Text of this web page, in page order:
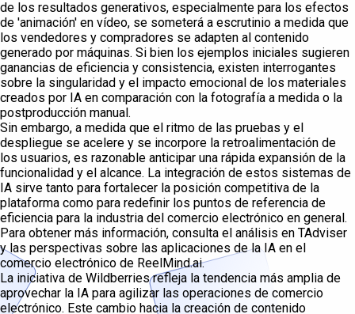
de los resultados generativos, especialmente para los efectos
de 'animación' en vídeo, se someterá a escrutinio a medida que
los vendedores y compradores se adapten al contenido
generado por máquinas. Si bien los ejemplos iniciales sugieren
ganancias de eficiencia y consistencia, existen interrogantes
sobre la singularidad y el impacto emocional de los materiales
creados por IA en comparación con la fotografía a medida o la
postproducción manual.
Sin embargo, a medida que el ritmo de las pruebas y el
despliegue se acelere y se incorpore la retroalimentación de
los usuarios, es razonable anticipar una rápida expansión de la
funcionalidad y el alcance. La integración de estos sistemas de
IA sirve tanto para fortalecer la posición competitiva de la
plataforma como para redefinir los puntos de referencia de
eficiencia para la industria del comercio electrónico en general.
Para obtener más información, consulta el análisis en TAdviser
y las perspectivas sobre las aplicaciones de la IA en el
comercio electrónico de ReelMind.ai.
La iniciativa de Wildberries refleja la tendencia más amplia de
aprovechar la IA para agilizar las operaciones de comercio
electrónico. Este cambio hacia la creación de contenido